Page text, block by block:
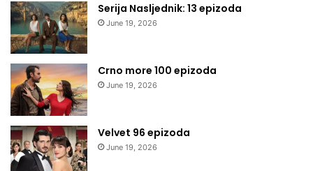
Serija Nasljednik: 13 epizoda
June 19, 2026
Crno more 100 epizoda
June 19, 2026
Velvet 96 epizoda
June 19, 2026